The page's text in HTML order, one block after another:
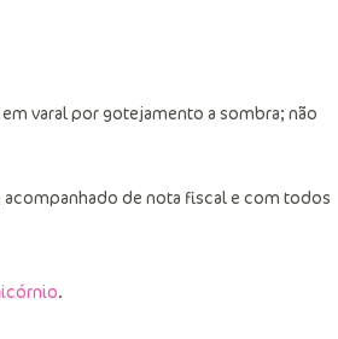
varal por gotejamento a sombra; não
de nota fiscal e com todos
.